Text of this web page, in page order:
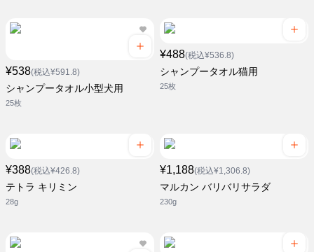
¥538(税込¥591.8)
シャンプータオル小型犬用
25枚
¥488(税込¥536.8)
シャンプータオル猫用
25枚
¥388(税込¥426.8)
テトラ キリミン
28g
¥1,188(税込¥1,306.8)
マルカン バリバリサラダ
230g